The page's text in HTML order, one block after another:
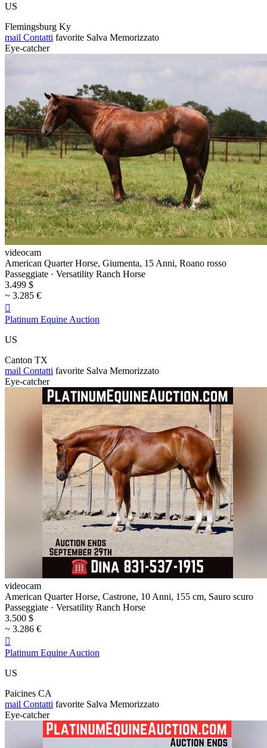
US
Flemingsburg Ky
mail Contatti favorite Salva Memorizzato
Eye-catcher
videocam
American Quarter Horse, Giumenta, 15 Anni, Roano rosso
Passeggiate · Versatility Ranch Horse
3.499 $
~ 3.285 €

Platinum Equine Auction
US
Canton TX
mail Contatti favorite Salva Memorizzato
Eye-catcher
videocam
American Quarter Horse, Castrone, 10 Anni, 155 cm, Sauro scuro
Passeggiate · Versatility Ranch Horse
3.500 $
~ 3.286 €

Platinum Equine Auction
US
Paicines CA
mail Contatti favorite Salva Memorizzato
Eye-catcher